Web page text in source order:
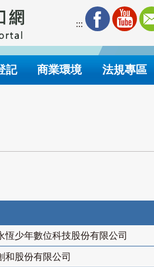
:::
記 商業環境 法規專區
恆少年數位科技股份有限公司
和股份有限公司